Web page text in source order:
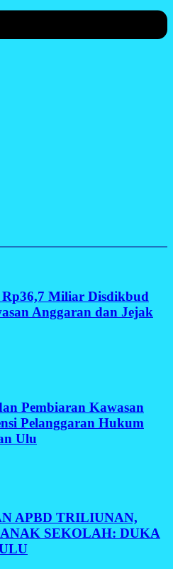
Miliar Disdikbud
Anggaran dan Jejak
Pembiaran Kawasan
Pelanggaran Hukum
Ulu
APBD TRILIUNAN,
SEKOLAH: DUKA